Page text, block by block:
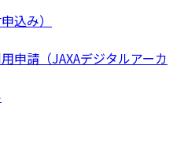
込み）
申請（JAXAデジタルアーカ